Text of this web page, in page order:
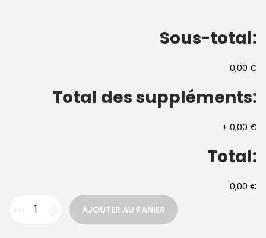
Sous-total:
0,00 €
Total des suppléments:
+ 0,00 €
Total:
0,00 €
AJOUTER AU PANIER